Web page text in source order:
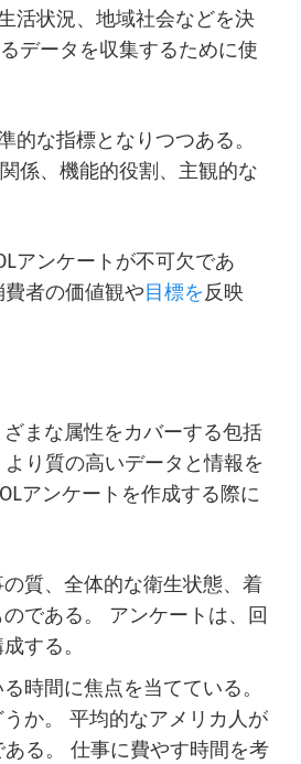
活状況、地域社会などを決
データを収集するために使
的な指標となりつつある。
係、機能的役割、主観的な
アンケートが不可欠であ
者の価値観や目標を反映
まな属性をカバーする包括
り質の高いデータと情報を
アンケートを作成する際に
質、全体的な衛生状態、着
である。 アンケートは、回
する。
時間に焦点を当てている。
か。 平均的なアメリカ人が
る。 仕事に費やす時間を考